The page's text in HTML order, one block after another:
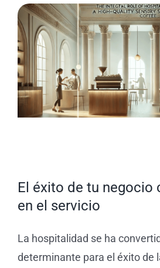
Exportaciones
Podcast
Tienda de Café
El éxito de tu negocio
en el servicio
La hospitalidad se ha
determinante para el éxito de